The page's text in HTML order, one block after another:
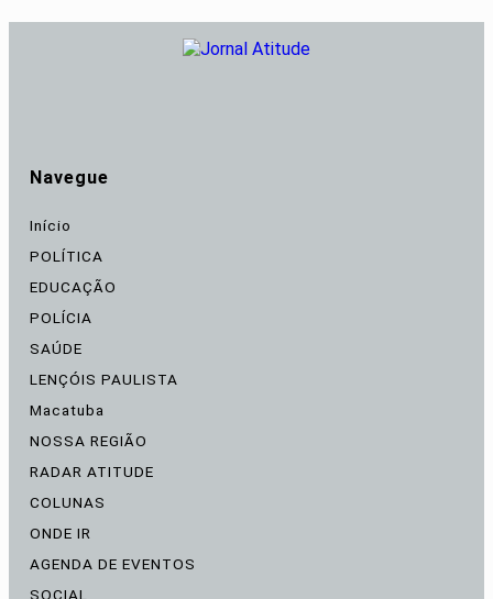
Navegue
Início
POLÍTICA
EDUCAÇÃO
POLÍCIA
SAÚDE
LENÇÓIS PAULISTA
Macatuba
NOSSA REGIÃO
RADAR ATITUDE
COLUNAS
ONDE IR
AGENDA DE EVENTOS
SOCIAL